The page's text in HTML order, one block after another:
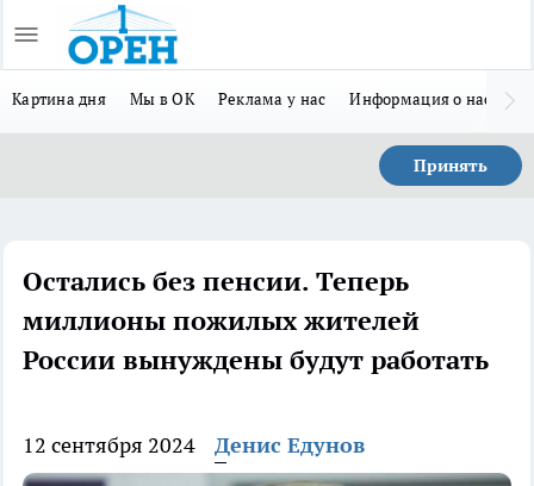
Картина дня Мы в ОК Реклама у нас Информация о нас
Принять
Остались без пенсии. Теперь
миллионы пожилых жителей
России вынуждены будут работать
12 сентября 2024 Денис Едунов